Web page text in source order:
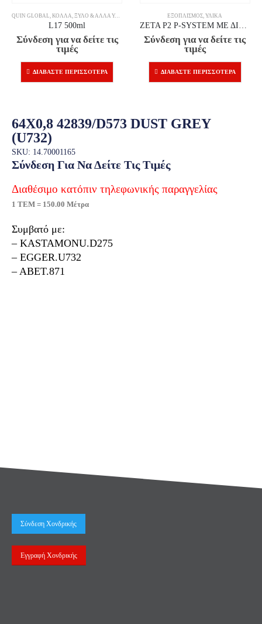
QUIN GLOBAL,ΚΌΛΛΑ,ΞΎΛΟ & ΆΛΛΑ ΥΛΙΚΆ
L17 500ml
Σύνδεση για να δείτε τις
τιμές
ΔΙΑΒΆΣΤΕ ΠΕΡΙΣΣΌΤΕΡΑ
ΕΞΟΠΛΙΣΜΌΣ,ΥΛΙΚΆ
ZETA P2 P-SYSTEM ΜΕ ΔΙΣΚΟ DP (ΔΙΑΜΑΝΤΙ)
Σύνδεση για να δείτε τις
τιμές
ΔΙΑΒΆΣΤΕ ΠΕΡΙΣΣΌΤΕΡΑ
64X0,8 42839/D573 DUST GREY
(U732)
SKU: 14.70001165
Σύνδεση Για Να Δείτε Τις Τιμές
Διαθέσιμο κατόπιν τηλεφωνικής παραγγελίας
1 ΤΕΜ = 150.00 Μέτρα
Συμβατό με:
– KASTAMONU.D275
– EGGER.U732
– ABET.871
Σύνδεση Χονδρικής
Εγγραφή Χονδρικής